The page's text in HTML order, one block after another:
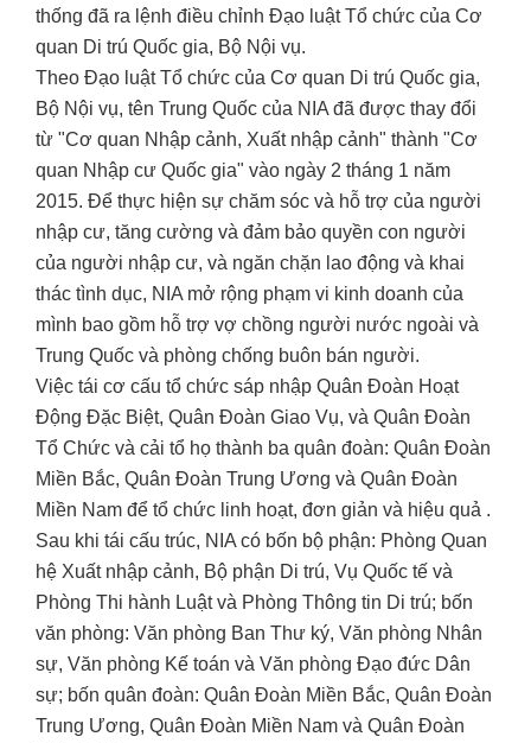
thống đã ra lệnh điều chỉnh Đạo luật Tổ chức của Cơ
quan Di trú Quốc gia, Bộ Nội vụ.
Theo Đạo luật Tổ chức của Cơ quan Di trú Quốc gia,
Bộ Nội vụ, tên Trung Quốc của NIA đã được thay đổi
từ "Cơ quan Nhập cảnh, Xuất nhập cảnh" thành "Cơ
quan Nhập cư Quốc gia" vào ngày 2 tháng 1 năm
2015. Để thực hiện sự chăm sóc và hỗ trợ của người
nhập cư, tăng cường và đảm bảo quyền con người
của người nhập cư, và ngăn chặn lao động và khai
thác tình dục, NIA mở rộng phạm vi kinh doanh của
mình bao gồm hỗ trợ vợ chồng người nước ngoài và
Trung Quốc và phòng chống buôn bán người.
Việc tái cơ cấu tổ chức sáp nhập Quân Đoàn Hoạt
Động Đặc Biệt, Quân Đoàn Giao Vụ, và Quân Đoàn
Tổ Chức và cải tổ họ thành ba quân đoàn: Quân Đoàn
Miền Bắc, Quân Đoàn Trung Ương và Quân Đoàn
Miền Nam để tổ chức linh hoạt, đơn giản và hiệu quả .
Sau khi tái cấu trúc, NIA có bốn bộ phận: Phòng Quan
hệ Xuất nhập cảnh, Bộ phận Di trú, Vụ Quốc tế và
Phòng Thi hành Luật và Phòng Thông tin Di trú; bốn
văn phòng: Văn phòng Ban Thư ký, Văn phòng Nhân
sự, Văn phòng Kế toán và Văn phòng Đạo đức Dân
sự; bốn quân đoàn: Quân Đoàn Miền Bắc, Quân Đoàn
Trung Ương, Quân Đoàn Miền Nam và Quân Đoàn